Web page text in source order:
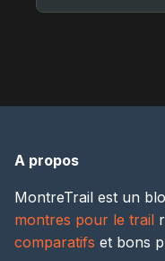
A propos
MontreTrail est un
montres pour le trail
comparatifs et bons